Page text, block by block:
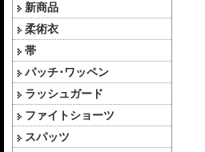
新商品
柔術衣
帯
パッチ･ワッペン
ラッシュガード
ファイトショーツ
スパッツ